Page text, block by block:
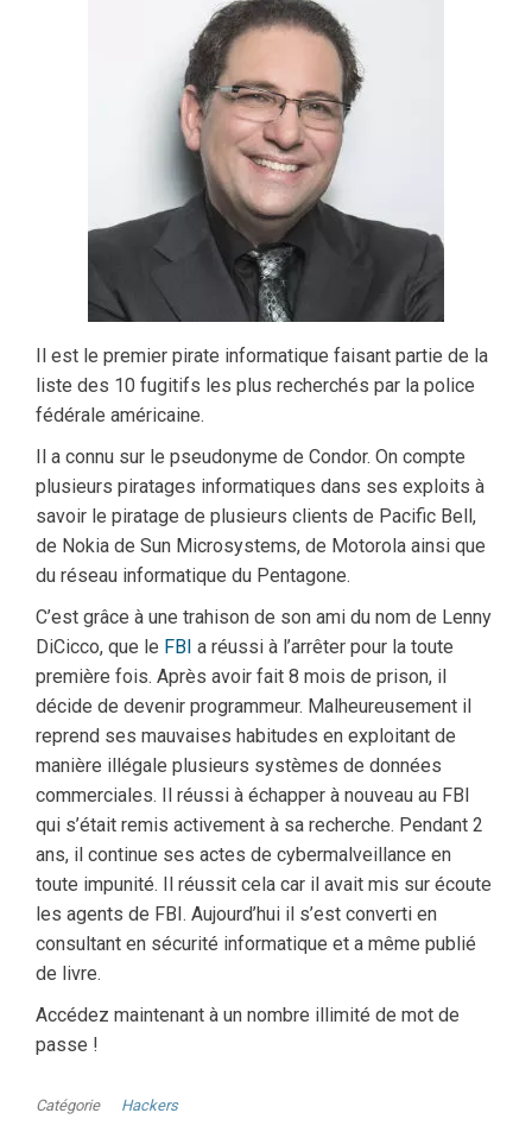
Il est le premier pirate informatique faisant partie de la
liste des 10 fugitifs les plus recherchés par la police
fédérale américaine.
Il a connu sur le pseudonyme de Condor. On compte
plusieurs piratages informatiques dans ses exploits à
savoir le piratage de plusieurs clients de Pacific Bell,
de Nokia de Sun Microsystems, de Motorola ainsi que
du réseau informatique du Pentagone.
C’est grâce à une trahison de son ami du nom de Lenny
DiCicco, que le FBI a réussi à l’arrêter pour la toute
première fois. Après avoir fait 8 mois de prison, il
décide de devenir programmeur. Malheureusement il
reprend ses mauvaises habitudes en exploitant de
manière illégale plusieurs systèmes de données
commerciales. Il réussi à échapper à nouveau au FBI
qui s’était remis activement à sa recherche. Pendant 2
ans, il continue ses actes de cybermalveillance en
toute impunité. Il réussit cela car il avait mis sur écoute
les agents de FBI. Aujourd’hui il s’est converti en
consultant en sécurité informatique et a même publié
de livre.
Accédez maintenant à un nombre illimité de mot de
passe !
Catégorie Hackers